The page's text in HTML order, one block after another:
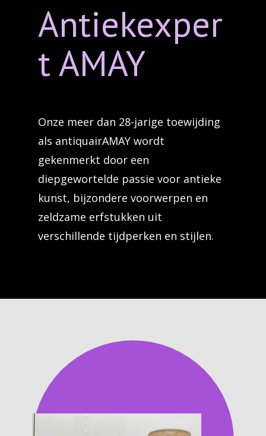
Antiekexper
t AMAY
Onze meer dan 28-jarige toewijding
als antiquairAMAY wordt
gekenmerkt door een
diepgewortelde passie voor antieke
kunst, bijzondere voorwerpen en
zeldzame erfstukken uit
verschillende tijdperken en stijlen.